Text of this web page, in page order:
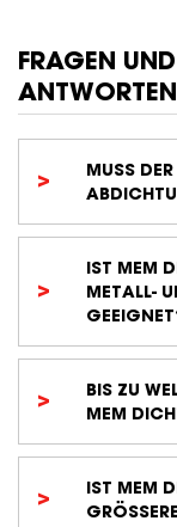
FRAGEN UND
ANTWORTEN
MUSS
IST MEM
METALL-
BIS ZU
MEM
IST MEM